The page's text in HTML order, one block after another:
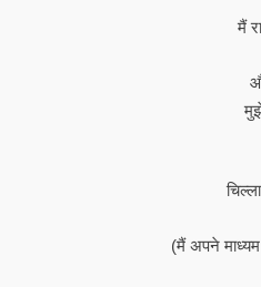
मैं
(मैं अपने